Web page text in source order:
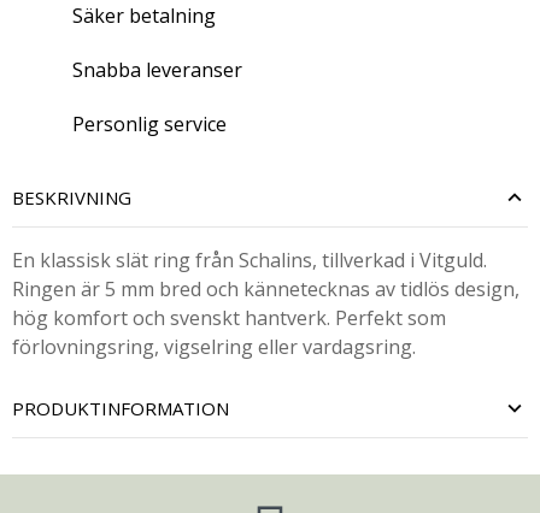
Säker betalning
Snabba leveranser
Personlig service
BESKRIVNING
En klassisk slät ring från Schalins, tillverkad i Vitguld.
Ringen är 5 mm bred och kännetecknas av tidlös design,
hög komfort och svenskt hantverk. Perfekt som
förlovningsring, vigselring eller vardagsring.
PRODUKTINFORMATION